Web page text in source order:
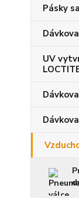
Pásky
UV